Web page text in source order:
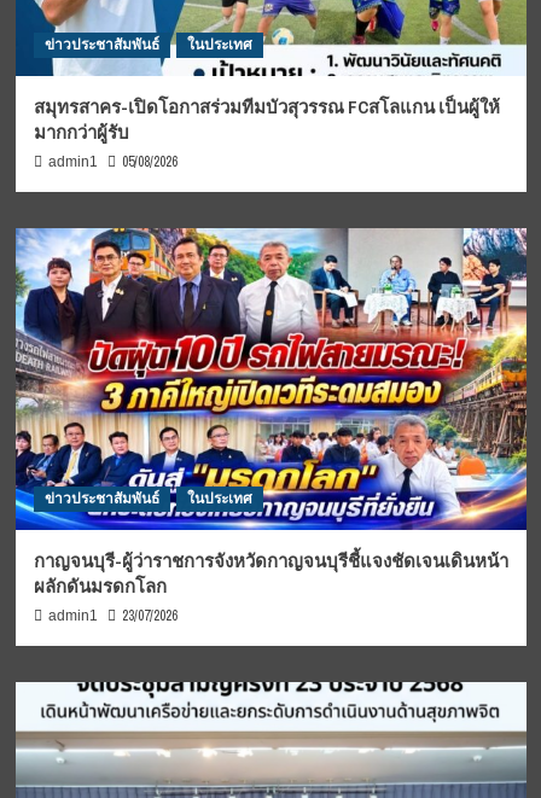
ข่าวประชาสัมพันธ์ ในประเทศ
สมุทรสาคร-เปิดโอกาสร่วมทีมบัวสุวรรณ FCสโลแกน เป็นผู้ให้
มากกว่าผู้รับ
admin1 05/08/2026
ข่าวประชาสัมพันธ์ ในประเทศ
กาญจนบุรี-ผู้ว่าราชการจังหวัดกาญจนบุรีชี้แจงชัดเจนเดินหน้า
ผลักดันมรดกโลก
admin1 23/07/2026